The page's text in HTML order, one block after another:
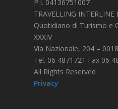
P.I. 04136751007
TRAVELLING
Quotidiano di Turismo e
XXXIV
Via Nazionale, 204 –
Tel. 06 4871721 Fax 06
All Rights Reserved
Privacy